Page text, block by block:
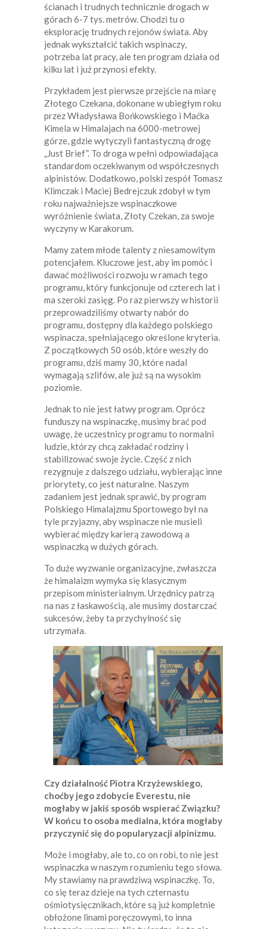
ścianach i trudnych technicznie drogach w
górach 6-7 tys. metrów. Chodzi tu o
eksplorację trudnych rejonów świata. Aby
jednak wykształcić takich wspinaczy,
potrzeba lat pracy, ale ten program działa od
kilku lat i już przynosi efekty.
Przykładem jest pierwsze przejście na miarę
Złotego Czekana, dokonane w ubiegłym roku
przez Władysława Bońkowskiego i Maćka
Kimela w Himalajach na 6000-metrowej
górze, gdzie wytyczyli fantastyczną drogę
„Just Brief”. To droga w pełni odpowiadająca
standardom oczekiwanym od współczesnych
alpinistów. Dodatkowo, polski zespół Tomasz
Klimczak i Maciej Bedrejczuk zdobył w tym
roku najważniejsze wspinaczkowe
wyróżnienie świata, Złoty Czekan, za swoje
wyczyny w Karakorum.
Mamy zatem młode talenty z niesamowitym
potencjałem. Kluczowe jest, aby im pomóc i
dawać możliwości rozwoju w ramach tego
programu, który funkcjonuje od czterech lat i
ma szeroki zasięg. Po raz pierwszy w historii
przeprowadziliśmy otwarty nabór do
programu, dostępny dla każdego polskiego
wspinacza, spełniającego określone kryteria.
Z początkowych 50 osób, które weszły do
programu, dziś mamy 30, które nadal
wymagają szlifów, ale już są na wysokim
poziomie.
Jednak to nie jest łatwy program. Oprócz
funduszy na wspinaczkę, musimy brać pod
uwagę, że uczestnicy programu to normalni
ludzie, którzy chcą zakładać rodziny i
stabilizować swoje życie. Część z nich
rezygnuje z dalszego udziału, wybierając inne
priorytety, co jest naturalne. Naszym
zadaniem jest jednak sprawić, by program
Polskiego Himalajzmu Sportowego był na
tyle przyjazny, aby wspinacze nie musieli
wybierać między karierą zawodową a
wspinaczką w dużych górach.
To duże wyzwanie organizacyjne, zwłaszcza
że himalaizm wymyka się klasycznym
przepisom ministerialnym. Urzędnicy patrzą
na nas z łaskawością, ale musimy dostarczać
sukcesów, żeby ta przychylność się
utrzymała.
Czy działalność Piotra Krzyżewskiego,
choćby jego zdobycie Everestu, nie
mogłaby w jakiś sposób wspierać Związku?
W końcu to osoba medialna, która mogłaby
przyczynić się do popularyzacji alpinizmu.
Może i mogłaby, ale to, co on robi, to nie jest
wspinaczka w naszym rozumieniu tego słowa.
My stawiamy na prawdziwą wspinaczkę. To,
co się teraz dzieje na tych czternastu
ośmiotysięcznikach, które są już kompletnie
obłożone linami poręczowymi, to inna